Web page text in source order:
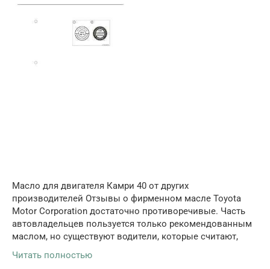
Масло для двигателя Камри 40 от других
производителей Отзывы о фирменном масле Toyota
Motor Corporation достаточно противоречивые. Часть
автовладельцев пользуется только рекомендованным
маслом, но существуют водители, которые считают,
Читать полностью